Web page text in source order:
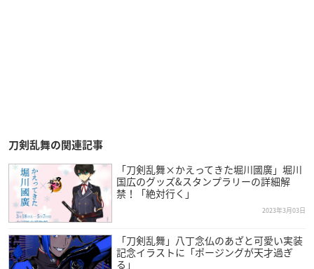
刀剣乱舞の関連記事
「刀剣乱舞×かえってきた堀川國廣」堀川
国広のグッズ&スタンプラリーの詳細解
禁！「絶対行く」
2023年3月03日
「刀剣乱舞」八丁念仏のあざと可愛い実装
記念イラストに「ポージングが天才過ぎ
る」